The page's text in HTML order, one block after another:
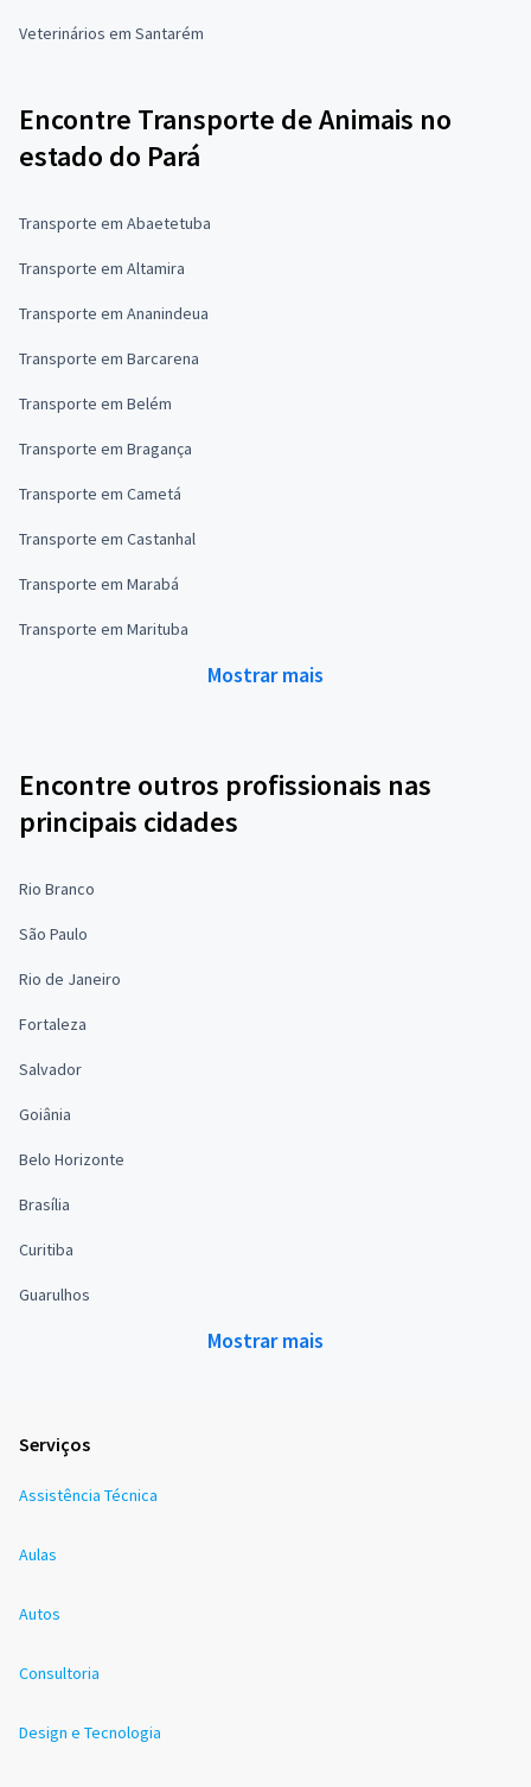
Veterinários em Santarém
Encontre Transporte de Animais no
estado do Pará
Transporte em Abaetetuba
Transporte em Altamira
Transporte em Ananindeua
Transporte em Barcarena
Transporte em Belém
Transporte em Bragança
Transporte em Cametá
Transporte em Castanhal
Transporte em Marabá
Transporte em Marituba
Mostrar mais
Encontre outros profissionais nas
principais cidades
Rio Branco
São Paulo
Rio de Janeiro
Fortaleza
Salvador
Goiânia
Belo Horizonte
Brasília
Curitiba
Guarulhos
Mostrar mais
Serviços
Assistência Técnica
Aulas
Autos
Consultoria
Design e Tecnologia